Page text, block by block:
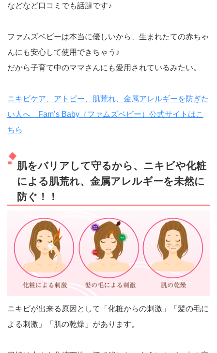
などなど口コミでも話題です♪
ファムズベビーは本当に優しいから、生まれたての赤ちゃ
んにも安心して使用できちゃう♪
だから子育て中のママさんにも愛用されているみたい。
ニキビケア、アトピー、肌荒れ、金属アレルギーを防ぎた
い人へ Fam’s Baby（ファムズベビー）公式サイトはこ
ちら
肌をバリアして守るから、ニキビや化粧
による肌荒れ、金属アレルギーを未然に
防ぐ！！
ニキビが出来る原因として「化粧からの刺激」「髪の毛に
よる刺激」「肌の乾燥」があります。